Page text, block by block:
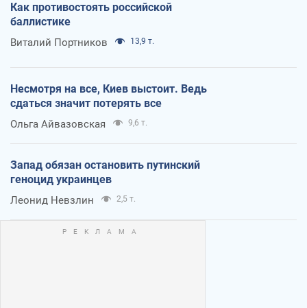
Как противостоять российской
баллистике
Виталий Портников 13,9 т.
Несмотря на все, Киев выстоит. Ведь
сдаться значит потерять все
Ольга Айвазовская 9,6 т.
Запад обязан остановить путинский
геноцид украинцев
Леонид Невзлин 2,5 т.